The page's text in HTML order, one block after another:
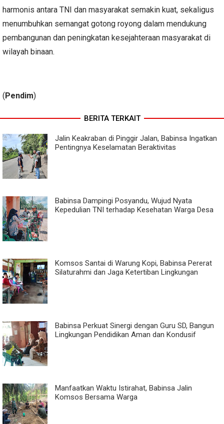
harmonis antara TNI dan masyarakat semakin kuat, sekaligus
menumbuhkan semangat gotong royong dalam mendukung
pembangunan dan peningkatan kesejahteraan masyarakat di
wilayah binaan.
(Pendim)
BERITA TERKAIT
Jalin Keakraban di Pinggir Jalan, Babinsa Ingatkan
Pentingnya Keselamatan Beraktivitas
Babinsa Dampingi Posyandu, Wujud Nyata
Kepedulian TNI terhadap Kesehatan Warga Desa
Komsos Santai di Warung Kopi, Babinsa Pererat
Silaturahmi dan Jaga Ketertiban Lingkungan
Babinsa Perkuat Sinergi dengan Guru SD, Bangun
Lingkungan Pendidikan Aman dan Kondusif
Manfaatkan Waktu Istirahat, Babinsa Jalin
Komsos Bersama Warga